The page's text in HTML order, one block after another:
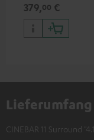
379,00 €
Lieferumfang
CINEBAR 11 Surround